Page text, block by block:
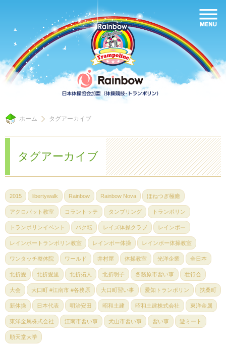
ホーム タグアーカイブ
タグアーカイブ
2015 libertywalk Rainbow Rainbow Nova ほねつぎ極癒
アクロバット教室 コラントッテ タンブリング トランポリン
トランポリンイベント バク転 レイズ体操クラブ レインボー
レインボートランポリン教室 レインボー体操 レインボー体操教室
ワンタッチ整体院 ワールド 井村屋 体操教室 光洋企業 全日本
北折愛 北折愛里 北折拓人 北折明子 各務原市習い事 壮行会
大会 大口町 #江南市 #各務原 大口町習い事 愛知トランポリン 扶桑町
新体操 日本代表 明治安田 昭和土建 昭和土建株式会社 東洋金属
東洋金属株式会社 江南市習い事 犬山市習い事 習い事 遊ミート
順天堂大学